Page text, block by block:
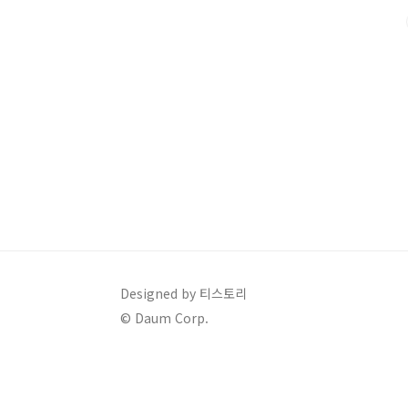
이하(원가구) & 60% 이하(청년가구) 📌 소득 기준가
Designed by 티스토리
© Daum Corp.